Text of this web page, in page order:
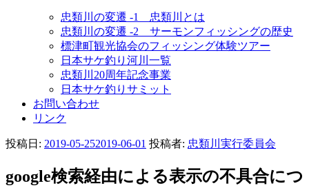
忠類川の変遷 -1 忠類川とは
忠類川の変遷 -2 サーモンフィッシングの歴史
標津町観光協会のフィッシング体験ツアー
日本サケ釣り河川一覧
忠類川20周年記念事業
日本サケ釣りサミット
お問い合わせ
リンク
投稿日: 2019-05-252019-06-01 投稿者: 忠類川実行委員会
google検索経由による表示の不具合につ